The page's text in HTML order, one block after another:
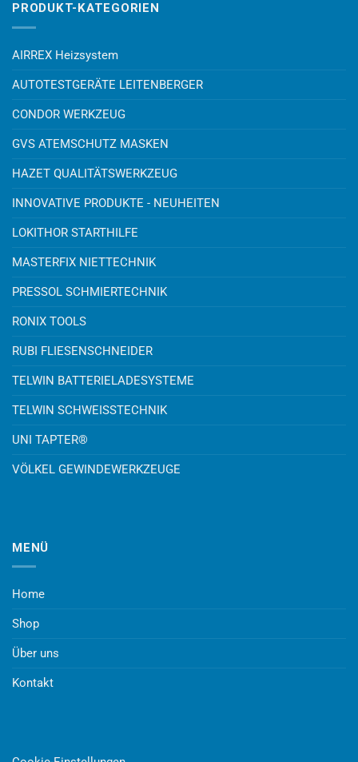
PRODUKT-KATEGORIEN
AIRREX Heizsystem
AUTOTESTGERÄTE LEITENBERGER
CONDOR WERKZEUG
GVS ATEMSCHUTZ MASKEN
HAZET QUALITÄTSWERKZEUG
INNOVATIVE PRODUKTE - NEUHEITEN
LOKITHOR STARTHILFE
MASTERFIX NIETTECHNIK
PRESSOL SCHMIERTECHNIK
RONIX TOOLS
RUBI FLIESENSCHNEIDER
TELWIN BATTERIELADESYSTEME
TELWIN SCHWEISSTECHNIK
UNI TAPTER®
VÖLKEL GEWINDEWERKZEUGE
MENÜ
Home
Shop
Über uns
Kontakt